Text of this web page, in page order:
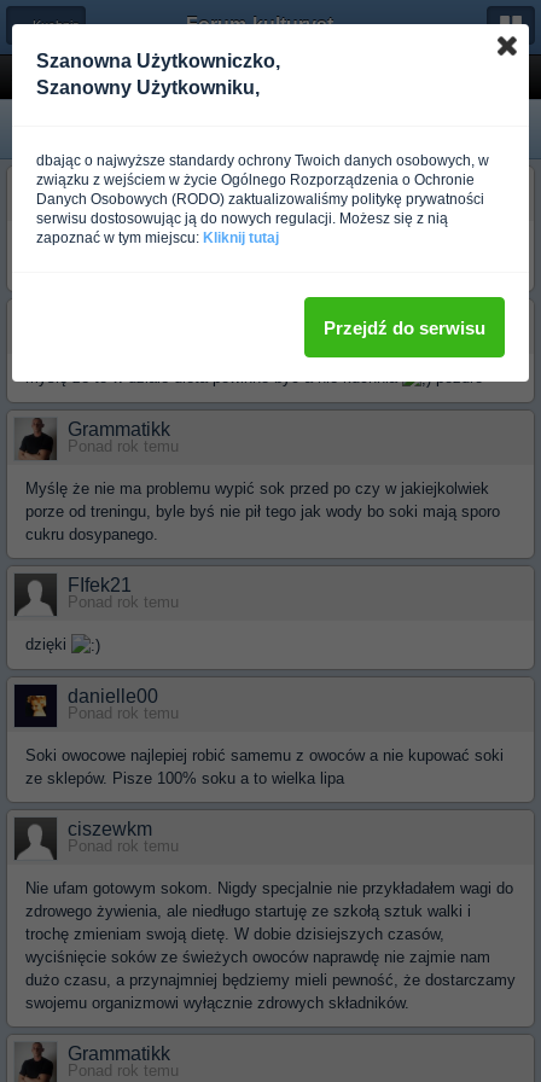
← Kuchnia Forum-kulturystyka.pl
sok
FIfek21
Ponad rok temu
czy do obiadu przedtreningowego kurczak kasza gryczana warzywa
myślę że to w dziale dieta powinno być a nie kuchnia pozdro
Grammatikk
Ponad rok temu
Myślę że nie ma problemu wypić sok przed po czy w jakiejkolwiek
porze od treningu, byle byś nie pił tego jak wody bo soki mają sporo
cukru dosypanego.
FIfek21
Ponad rok temu
dzięki
danielle00
Ponad rok temu
Soki owocowe najlepiej robić samemu z owoców a nie kupować soki
ze sklepów. Pisze 100% soku a to wielka lipa
ciszewkm
Ponad rok temu
Nie ufam gotowym sokom. Nigdy specjalnie nie przykładałem wagi do
zdrowego żywienia, ale niedługo startuję ze szkołą sztuk walki i
trochę zmieniam swoją dietę. W dobie dzisiejszych czasów,
wyciśnięcie soków ze świeżych owoców naprawdę nie zajmie nam
dużo czasu, a przynajmniej będziemy mieli pewność, że dostarczamy
swojemu organizmowi wyłącznie zdrowych składników.
Grammatikk
Ponad rok temu
Szanowna Użytkowniczko,
Szanowny Użytkowniku,
dbając o najwyższe standardy ochrony Twoich danych osobowych, w
związku z wejściem w życie Ogólnego Rozporządzenia o Ochronie
Danych Osobowych (RODO) zaktualizowaliśmy politykę prywatności
serwisu dostosowując ją do nowych regulacji. Możesz się z nią
zapoznać w tym miejscu: Kliknij tutaj
Przejdź do serwisu